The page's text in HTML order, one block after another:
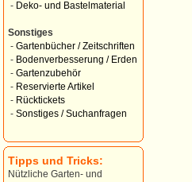
- Deko- und Bastelmaterial
Sonstiges
- Gartenbücher / Zeitschriften
- Bodenverbesserung / Erden
- Gartenzubehör
- Reservierte Artikel
- Rücktickets
- Sonstiges / Suchanfragen
Tipps und Tricks:
Nützliche Garten- und